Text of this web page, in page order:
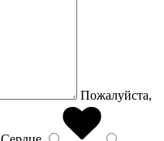
Пожалуйста,